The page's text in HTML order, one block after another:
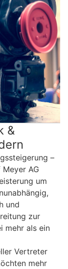
&
–
AG
um
und
zur
mehr als ein
Vertreter
mehr